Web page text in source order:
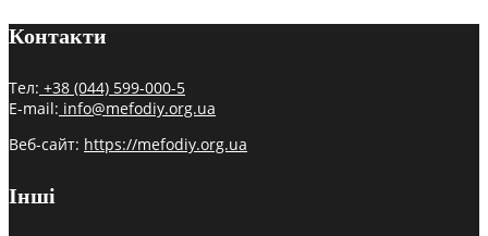
Контакти
Тел: +38 (044) 599-000-5
E-mail: info@mefodiy.org.ua
Веб-сайт: https://mefodiy.org.ua
Інші